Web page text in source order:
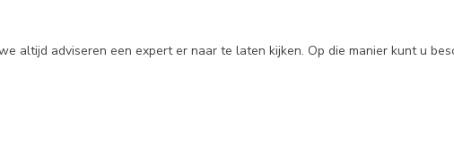
altijd adviseren een expert er naar te laten kijken. Op die manier kunt u